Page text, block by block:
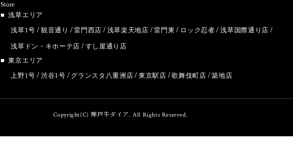
Store
浅草エリア
浅草1号
観音通り 雷門西店 浅草楽天地店 雷門東 ロック忍者 浅草国際通り店
浅草ドン・キホーテ店
すし屋通り店
東京エリア
上野1号
渋谷1号 グランスタ八重洲店 東京駅店 歌舞伎町店 築地店
Copyright(C) 神戸牛ダイア. All Rights Reserved.